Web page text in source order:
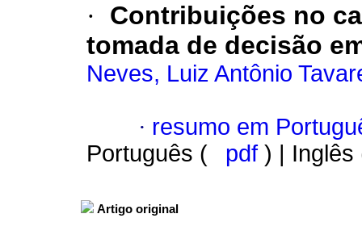
·
Contribuições no
tomada de decisão
Neves, Luiz Antônio
· resumo em
Português (
pdf ) |
Artigo original